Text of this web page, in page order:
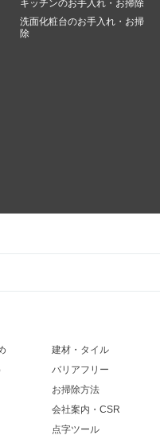
キッチンのお手入れ・お掃除
洗面化粧台のお手入れ・お掃
除
建材・タイル
バリアフリー
お掃除方法
会社案内・CSR
点字ツール